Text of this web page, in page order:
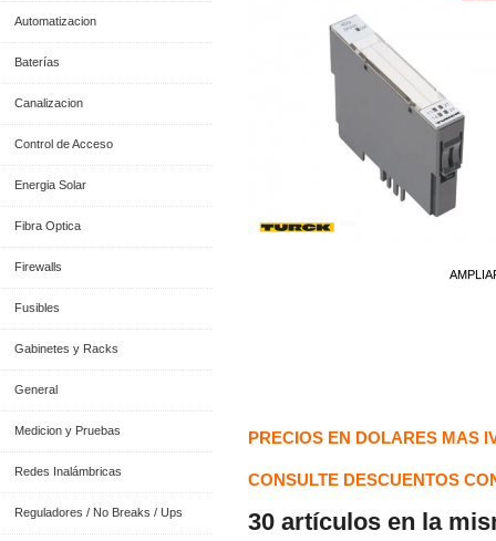
Automatizacion
Baterías
Canalizacion
Control de Acceso
Energia Solar
Fibra Optica
Firewalls
Fusibles
Gabinetes y Racks
General
Medicion y Pruebas
Redes Inalámbricas
Reguladores / No Breaks / Ups
PRECIOS EN DOLARES MAS
CONSULTE DESCUENTOS
30 artículos en la